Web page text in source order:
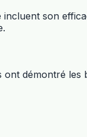
incluent son
démontré les